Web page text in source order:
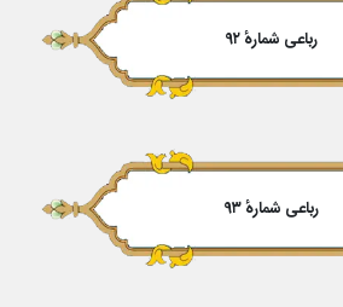
رباعی شمارهٔ ۹۲
رباعی شمارهٔ ۹۳